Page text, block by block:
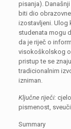
pisanja).
biti dio
izostavljeni. Ulog
studenata mogu
da je riječ o
visokoškolskog
pristup te se
tradicionalnim
izniman.
Ključne riječi:
pismenost,
Summary